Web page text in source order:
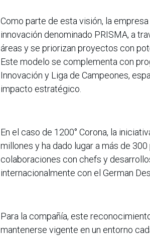
Como parte de esta visión, la
innovación denominado PRISMA, a
áreas y se priorizan proyectos con
Este modelo se complementa con
Innovación y Liga de Campeones,
impacto estratégico.
En el caso de 1200° Corona, la
millones y ha dado lugar a más de
colaboraciones con chefs y
internacionalmente con el German
Para la compañía, este
mantenerse vigente en un entorno